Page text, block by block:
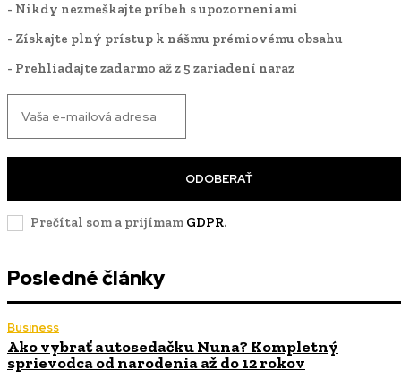
- Nikdy nezmeškajte príbeh s upozorneniami
- Získajte plný prístup k nášmu prémiovému obsahu
- Prehliadajte zadarmo až z 5 zariadení naraz
ODOBERAŤ
Prečítal som a prijímam GDPR.
Posledné články
Business
Ako vybrať autosedačku Nuna? Kompletný
sprievodca od narodenia až do 12 rokov